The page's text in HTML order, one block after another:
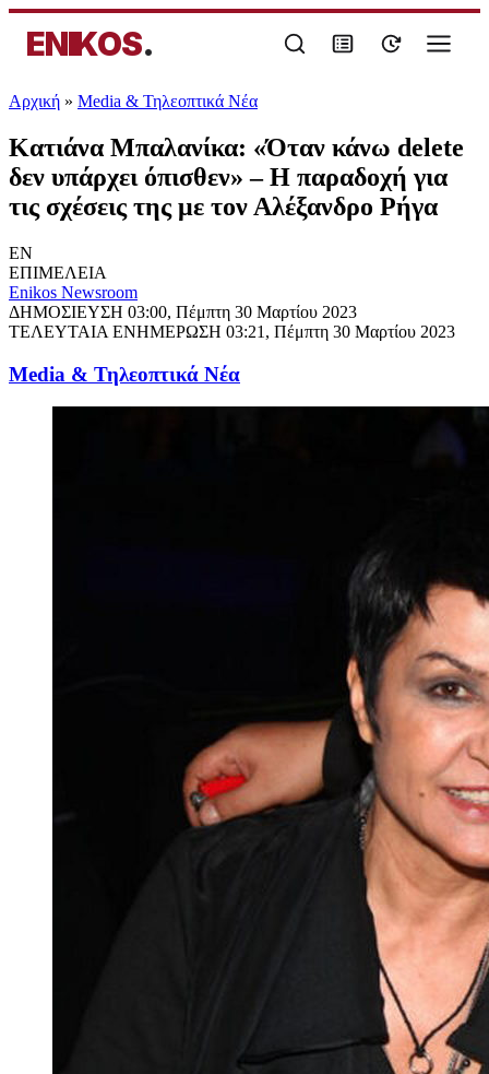
ENIKOS.
Αρχική » Media & Τηλεοπτικά Νέα
Κατιάνα Μπαλανίκα: «Όταν κάνω delete
δεν υπάρχει όπισθεν» – Η παραδοχή για
τις σχέσεις της με τον Αλέξανδρο Ρήγα
EN
ΕΠΙΜΕΛΕΙΑ
Enikos Newsroom
ΔΗΜΟΣΙΕΥΣΗ 03:00, Πέμπτη 30 Μαρτίου 2023
ΤΕΛΕΥΤΑΙΑ ΕΝΗΜΕΡΩΣΗ 03:21, Πέμπτη 30 Μαρτίου 2023
Media & Τηλεοπτικά Νέα